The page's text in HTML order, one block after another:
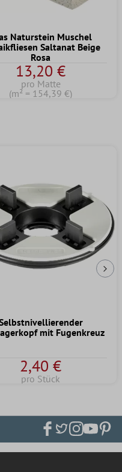
Naturstein Muschel
Saltanat Beige
Rosa
13,20 €
pro Matte
(m² = 154,39 €)
mit Fugenkreuz
2,40 €
pro Stück